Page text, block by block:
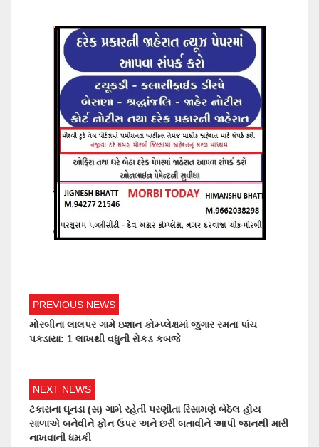
PREVIOUS NEWS
મોરબીના લાલપર ગામે ઇશાન કોમ્પ્લેક્ષમાં જુગાર રમતા પાંચ
પકડાયા: 1 લાખથી વધુની રોકડ કબજે
NEXT NEWS
ટંકારાના ઘૂનડા (સ) ગામે રહેતી પરણીતા રિસામણે બેઠેલ હોય
સાળાએ બનેવીને ફોન ઉપર અને છરી બતાવીને આપી જાનથી મારી
નાખવાની ધમકી